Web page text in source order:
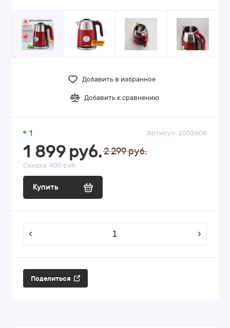
Добавить в избранное
Добавить к сравнению
1 Артикул: 2002608
1 899 руб.2 299 руб.
Скидка 400 руб.
Купить
Поделиться